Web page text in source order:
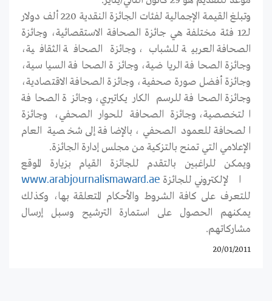
وتبلغ القيمة الإجمالية لفئات الجائزة النقدية 220 ألف دولار
لـ12 فئة مختلفة هي جائزة الصحافة الاستقصائية، وجائزة
الصحافة العربية للشباب، وجائزة الصحافة الثقافية،
وجائزة الصحافة الرياضية، وجائزة الصحافة السياسية،
وجائزة أفضل صورة صحفية، وجائزة الصحافة الاقتصادية،
وجائزة الصحافة للرسم الكاريكاتيري، وجائزة الصحافة
التخصصية، وجائزة الصحافة للحوار الصحفي، وجائزة
الصحافة للعمود الصحفي، بالإضافة إلى شخصية العام
الإعلامي التي تمنح بالتزكية من مجلس إدارة الجائزة.
ويمكن للراغبين بالتقدم للجائزة القيام بزيارة الموقع
الإلكتروني للجائزة www.arabjournalismaward.ae
للتعرف على كافة الشروط والأحكام المتعلقة بها، وكذلك
يمكنهم الحصول على استمارة الترشيح وسبل إرسال
مشاركاتهم.
20/01/2011